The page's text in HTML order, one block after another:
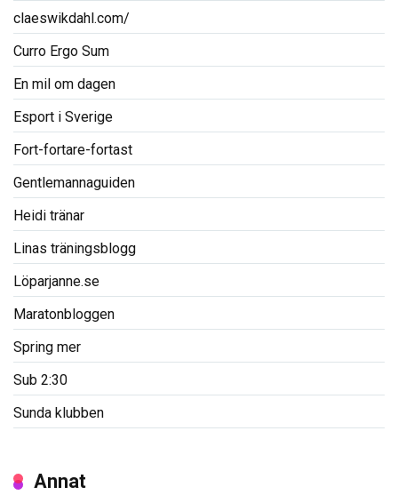
claeswikdahl.com/
Curro Ergo Sum
En mil om dagen
Esport i Sverige
Fort-fortare-fortast
Gentlemannaguiden
Heidi tränar
Linas träningsblogg
Löparjanne.se
Maratonbloggen
Spring mer
Sub 2:30
Sunda klubben
Annat